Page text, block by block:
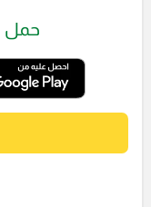
حمل